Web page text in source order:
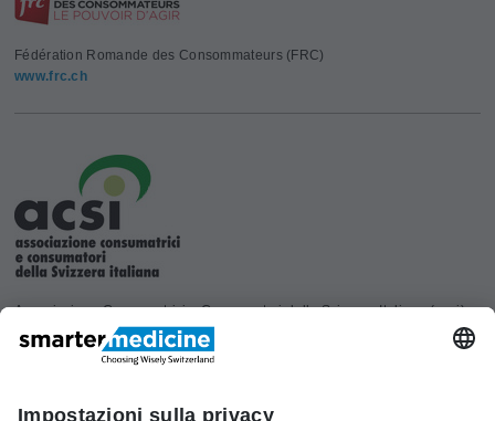
Fédération Romande des Consommateurs (FRC)
www.frc.ch
Associazione Consumatrici e Consumatori della Svizzera Italiana (acsi)
www.acsi.ch